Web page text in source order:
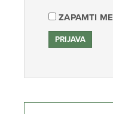
ZAPAMTI ME